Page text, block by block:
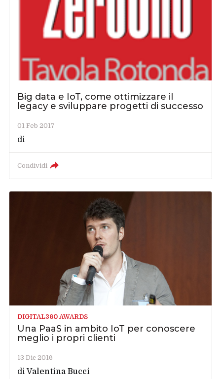
Big data e IoT, come ottimizzare il
legacy e sviluppare progetti di successo
01 Feb 2017
di
Condividi
DIGITAL360 AWARDS
Una PaaS in ambito IoT per conoscere
meglio i propri clienti
13 Dic 2016
diValentina Bucci